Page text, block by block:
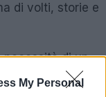
My Personal
di volti, storie e
di un
emotivo e